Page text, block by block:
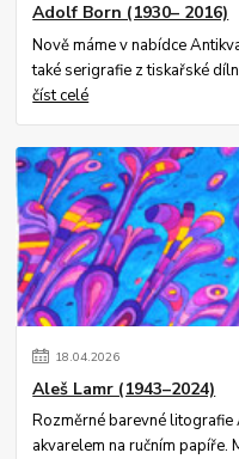
Adolf Born (1930– 2016)
Nově máme v nabídce
také serigrafie z tiskařské
číst celé
18.04.2026
Aleš Lamr (1943–2024)
Rozměrné barevné
akvarelem na ručním papíře.